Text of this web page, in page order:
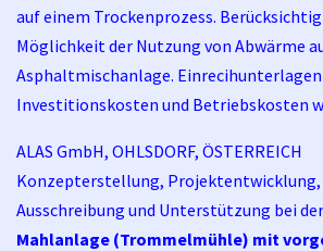
auf einem Trockenprozess.
Möglichkeit der Nutzung von Abwärme
Asphaltmischanlage.
Investitionskosten und Betriebskosten
ALAS GmbH, OHLSDORF, ÖSTERREICH
Konzepterstellung,
Ausschreibung und Unterstützung bei
Mahlanlage (Trommelmühle) mit